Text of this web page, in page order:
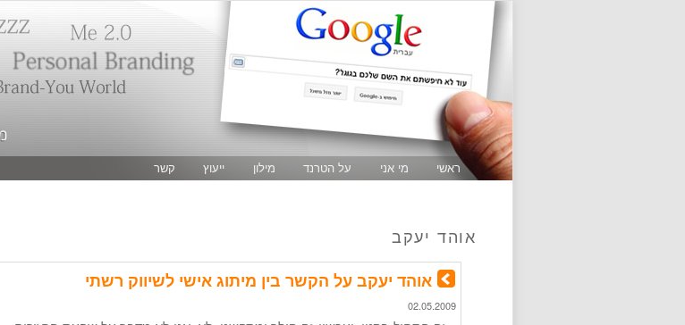
ראשי מי אני על הטרנד מילון ייעוץ קשר
אוהד יעקב
אוהד יעקב על הקשר בין מיתוג אישי לשיווק רשתי
02.05.2009